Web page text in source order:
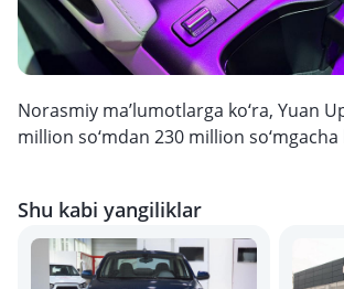
Norasmiy ma’lumotlarga ko‘ra, Yuan
million so‘mdan 230 million so‘mgacha
Shu kabi yangiliklar